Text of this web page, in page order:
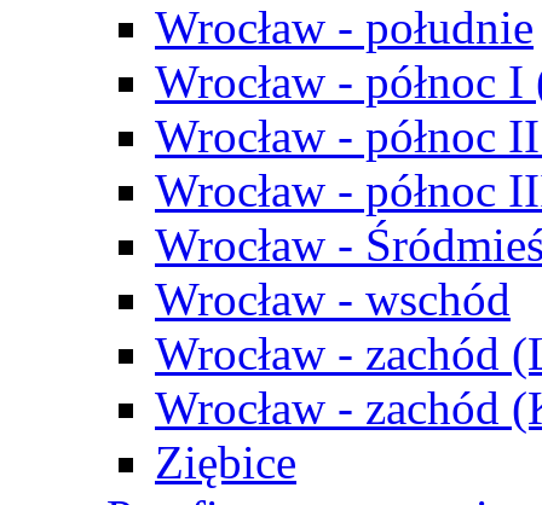
Wrocław - południe
Wrocław - północ
Wrocław - północ
Wrocław - północ
Wrocław -
Wrocław - wschód
Wrocław - zachód
Wrocław - zachód
Ziębice